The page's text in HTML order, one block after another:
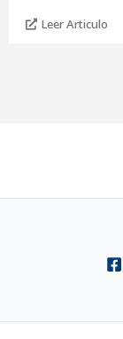
Leer Articulo